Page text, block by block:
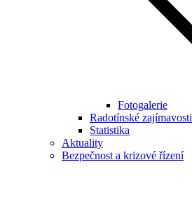
Fotogalerie
Radotínské zajímavosti
Statistika
Aktuality
Bezpečnost a krizové řízení